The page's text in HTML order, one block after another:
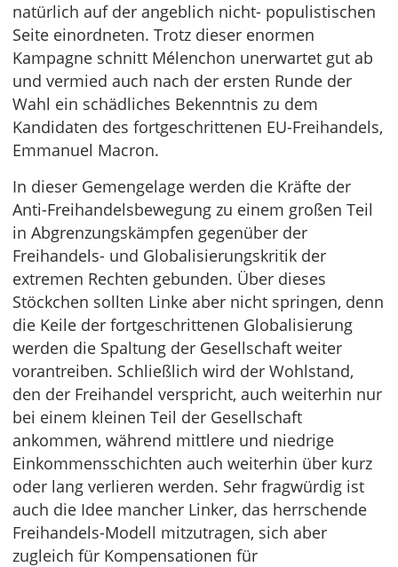
natürlich auf der angeblich nicht- populistischen
Seite einordneten. Trotz dieser enormen
Kampagne schnitt Mélenchon unerwartet gut ab
und vermied auch nach der ersten Runde der
Wahl ein schädliches Bekenntnis zu dem
Kandidaten des fortgeschrittenen EU-Freihandels,
Emmanuel Macron.
In dieser Gemengelage werden die Kräfte der
Anti-Freihandelsbewegung zu einem großen Teil
in Abgrenzungskämpfen gegenüber der
Freihandels- und Globalisierungskritik der
extremen Rechten gebunden. Über dieses
Stöckchen sollten Linke aber nicht springen, denn
die Keile der fortgeschrittenen Globalisierung
werden die Spaltung der Gesellschaft weiter
vorantreiben. Schließlich wird der Wohlstand,
den der Freihandel verspricht, auch weiterhin nur
bei einem kleinen Teil der Gesellschaft
ankommen, während mittlere und niedrige
Einkommensschichten auch weiterhin über kurz
oder lang verlieren werden. Sehr fragwürdig ist
auch die Idee mancher Linker, das herrschende
Freihandels-Modell mitzutragen, sich aber
zugleich für Kompensationen für